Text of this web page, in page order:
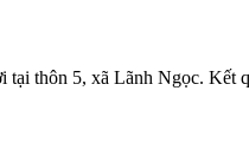
thôn 5, xã Lãnh Ngọc. Kết